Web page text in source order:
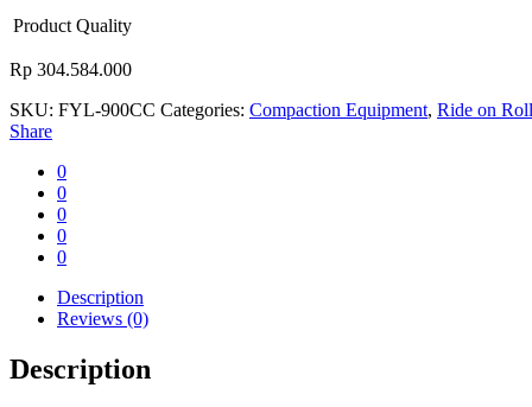
Product Quality
Rp 304.584.000
SKU: FYL-900CC Categories: Compaction Equipment, Ride on
Share
0
0
0
0
0
Description
Reviews (0)
Description